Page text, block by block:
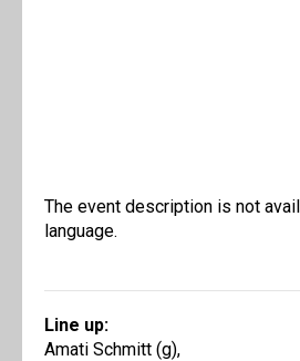
The event description is not
language.
Line up:
Amati Schmitt (g),